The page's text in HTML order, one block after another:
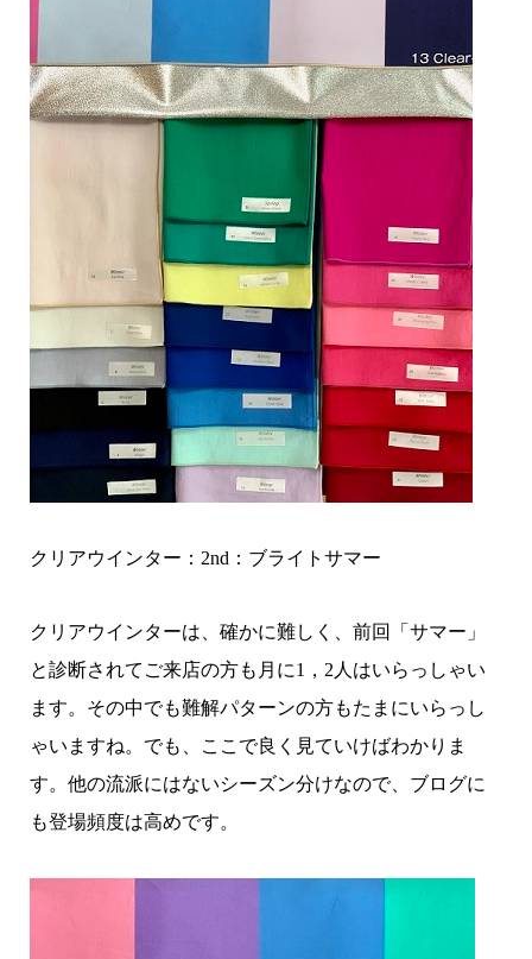
クリアウインター：2nd：ブライトサマー
クリアウインターは、確かに難しく、前回「サマー」
と診断されてご来店の方も月に1，2人はいらっしゃい
ます。その中でも難解パターンの方もたまにいらっし
ゃいますね。でも、ここで良く見ていけばわかりま
す。他の流派にはないシーズン分けなので、ブログに
も登場頻度は高めです。